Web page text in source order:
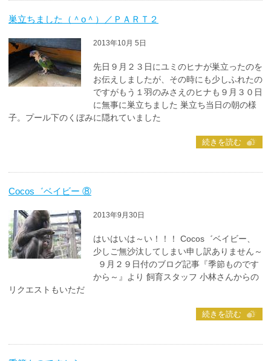
巣立ちました（＾ο＾）／ＰＡＲＴ２
2013年10月 5日
先日９月２３日にユミのヒナが巣立ったのを
お伝えしましたが、その時にも少しふれたの
ですがもう１羽のみさえのヒナも９月３０日
に無事に巣立ちました 巣立ち当日の朝の様
子。プール下のくぼみに隠れていました
続きを読む
Cocos゛ベイビー ⑧
2013年9月30日
はいはいは～い！！！ Cocos゛ベイビー、
少しご無沙汰してしまい申し訳ありません～
９月２９日付のブログ記事『季節ものです
から～』より 飼育スタッフ 小林さんからの
リクエストもいただ
続きを読む